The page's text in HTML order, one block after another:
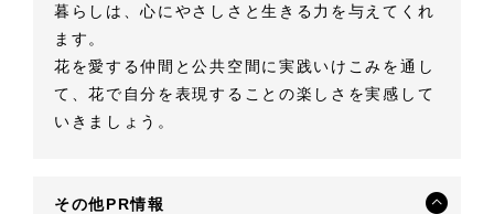
暮らしは、心にやさしさと生きる力を与えてくれ
ます。
花を愛する仲間と公共空間に実践いけこみを通し
て、花で自分を表現することの楽しさを実感して
いきましょう。
その他PR情報